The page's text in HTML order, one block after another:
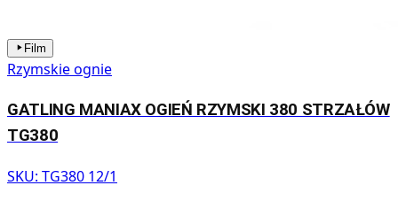
Film
Rzymskie ognie
GATLING MANIAX OGIEŃ RZYMSKI 380 STRZAŁÓW
TG380
SKU: TG380 12/1